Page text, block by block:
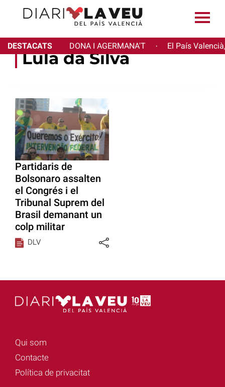
DESTACATS DONA I AGERMANA'T · El País
Lula da Silva
Partidaris de
Bolsonaro assalten
el Congrés i el
Tribunal Suprem del
Brasil demanant un
colp militar
DLV
Qui som
Contacte
Política de privacitat